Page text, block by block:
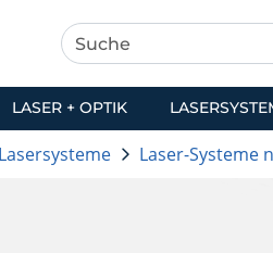
LASER + OPTIK
Lasersysteme Laser-Systeme